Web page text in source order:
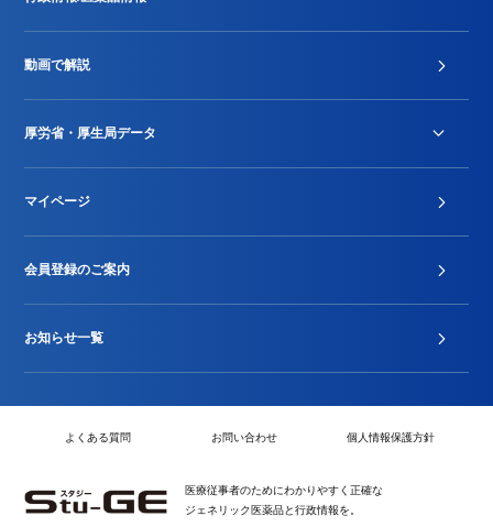
Stu-GEレポート
動画で解説
厚労省・厚生局データ
2024年度新設項目届出状況
マイページ
会員登録のご案内
お知らせ一覧
よくある質問 お問い合わせ 個人情報保護方針
医療従事者のためにわかりやすく正確な
ジェネリック医薬品と行政情報を。